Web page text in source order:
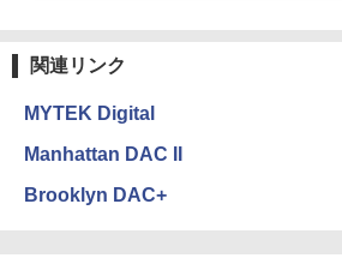
関連リンク
MYTEK Digital
Manhattan DAC II
Brooklyn DAC+